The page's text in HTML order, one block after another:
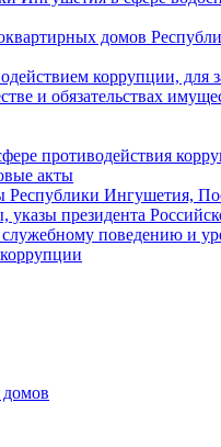
домов
коррупции, для
и обязательствах
противодействия
акты
Ингушетия,
президента
поведению и